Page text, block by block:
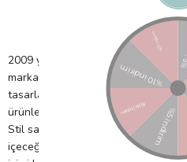
2009 yılında Danimarka'da eski bir
marka, 1937 yılında ünlü mimar
tasarlanan yazı karakteri ile
ürünler sunmaktadır.
Stil sahibi ve çevre dostu termos
içeceğinin keyfine varmak isteyen